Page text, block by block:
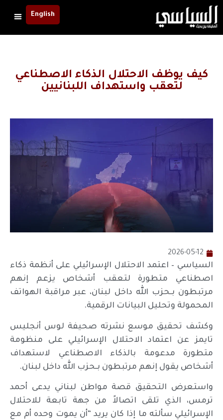
English
كيف يوظف الاحتلال الذكاء الاصطناعي
لتعقب واستهداف اللبنانيين
2026-05-12
السياسي – اعتمد الاحتلال الإسرائيلي على أنظمة ذكاء
اصطناعي متطورة لتعقب أشخاص يزعم إنهم
مرتبطون بـحزب الله داخل لبنان، عبر مراقبة الهواتف
المحمولة وتحليل البيانات الرقمية.
وكشف تحقيق موسع نشرته صحيفة لوس أنجليس
تايمز عن اعتماد الاحتلال الإسرائيلي على منظومة
متطورة مدعومة بالذكاء الاصطناعي لاستهداف
أشخاص يقول إنهم مرتبطون بـحزب الله داخل لبنان.
واستعرض التحقيق قصة مواطن لبناني يدعى أحمد
ترمس، الذي تلقى اتصالاً من جهة تابعة للاحتلال
الإسرائيلي سألته ما إذا كان يريد “أن يموت وحده أم مع